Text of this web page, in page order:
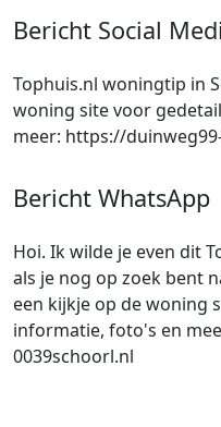
Bericht Social
Tophuis.nl woningtip in
woning site voor
meer: https://
Bericht WhatsApp
Hoi. Ik wilde je even dit
als je nog op zoek bent
een kijkje op de woning
informatie, foto's en
0039schoorl.nl